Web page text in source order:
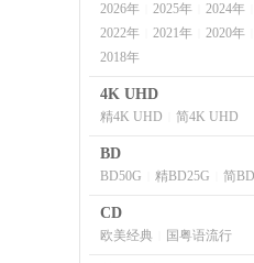
2026年 2025年 2024年
2022年 2021年 2020年
2018年
4K UHD
精4K UHD 简4K UHD
BD
BD50G 精BD25G 简
CD
欧美经典 国粤语流行